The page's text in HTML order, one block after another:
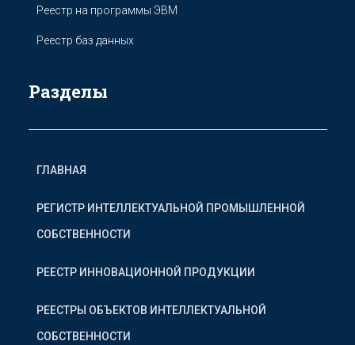
Реестр на программы ЭВМ
Реестр баз данных
Разделы
ГЛАВНАЯ
РЕГИСТР ИНТЕЛЛЕКТУАЛЬНОЙ ПРОМЫШЛЕННОЙ
СОБСТВЕННОСТИ
РЕЕСТР ИННОВАЦИОННОЙ ПРОДУКЦИИ
РЕЕСТРЫ ОБЪЕКТОВ ИНТЕЛЛЕКТУАЛЬНОЙ
СОБСТВЕННОСТИ